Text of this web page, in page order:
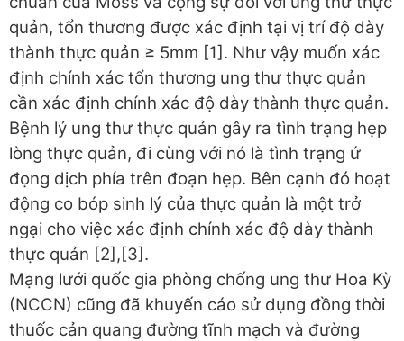
quản, tổn thương được xác định tại vị trí độ dày
thành thực quản ≥ 5mm [1]. Như vậy muốn xác
định chính xác tổn thương ung thư thực quản
cần xác định chính xác độ dày thành thực quản.
Bệnh lý ung thư thực quản gây ra tình trạng hẹp
lòng thực quản, đi cùng với nó là tình trạng ứ
đọng dịch phía trên đoạn hẹp. Bên cạnh đó hoạt
động co bóp sinh lý của thực quản là một trở
ngại cho việc xác định chính xác độ dày thành
thực quản [2],[3].
Mạng lưới quốc gia phòng chống ung thư Hoa Kỳ
(NCCN) cũng đã khuyến cáo sử dụng đồng thời
thuốc cản quang đường tĩnh mạch và đường